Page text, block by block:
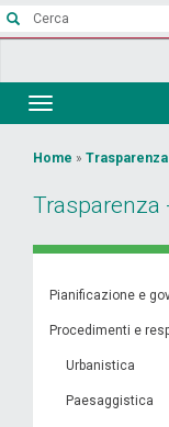
Salta
Toggle
navigation
Tu
sei
Home » Trasparenza
Trasparenza
Pianificazione e
Procedimenti e
Urbanistica
Paesaggistica